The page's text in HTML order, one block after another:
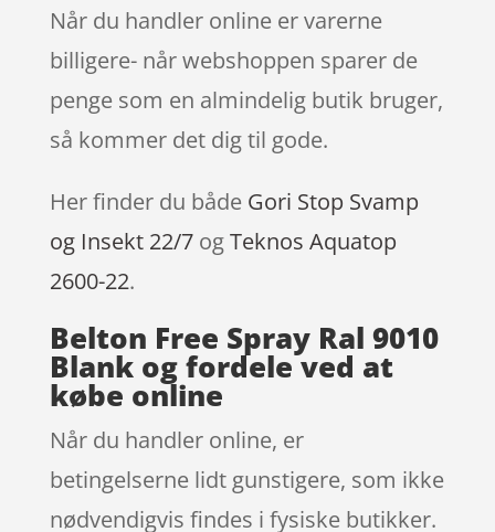
Når du handler online er varerne
billigere- når webshoppen sparer de
penge som en almindelig butik bruger,
så kommer det dig til gode.
Her finder du både Gori Stop Svamp
og Insekt 22/7ogTeknos Aquatop
2600-22.
Belton Free Spray Ral 9010
Blank og fordele ved at
købe online
Når du handler online, er
betingelserne lidt gunstigere, som ikke
nødvendigvis findes i fysiske butikker.